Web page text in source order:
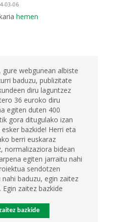
03-06
hemen
gure webgunean albiste
baduzu, publizitate
diru laguntzez
36 euroko diru
egiten duten 400
gora ditugulako izan
esker bazkide! Herri eta
berri euskaraz
normalizaziora bidean
egiten jarraitu nahi
sendotzen
nahi baduzu, egin zaitez
Egin zaitez bazkide
bazkide